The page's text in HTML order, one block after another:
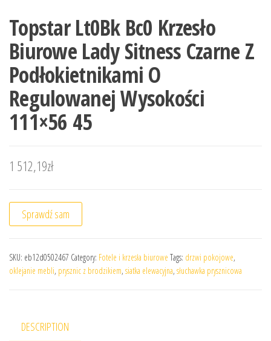
Topstar Lt0Bk Bc0 Krzesło
Biurowe Lady Sitness Czarne Z
Podłokietnikami O
Regulowanej Wysokości
111×56 45
1 512,19zł
Sprawdź sam
SKU: eb12d0502467 Category: Fotele i krzesła biurowe Tags: drzwi pokojowe,
oklejanie mebli, prysznic z brodzikiem, siatka elewacyjna, słuchawka prysznicowa
DESCRIPTION